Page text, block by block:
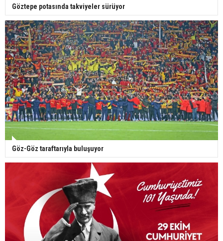
Göztepe potasında takviyeler sürüyor
Göz-Göz taraftarıyla buluşuyor